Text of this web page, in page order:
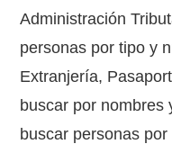
Administración
personas por tipo y
Extranjería,
buscar por nombres
buscar personas